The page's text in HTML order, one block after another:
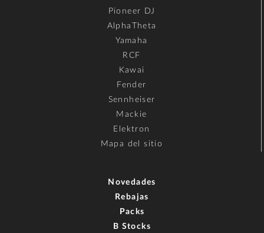
Pioneer DJ
AlphaTheta
Yamaha
RCF
Kawai
Fender
Sennheiser
Mackie
Elektron
Mapa del sitio
Novedades
Rebajas
Packs
B Stocks